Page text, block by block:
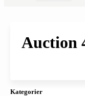
Auction
Kategorier